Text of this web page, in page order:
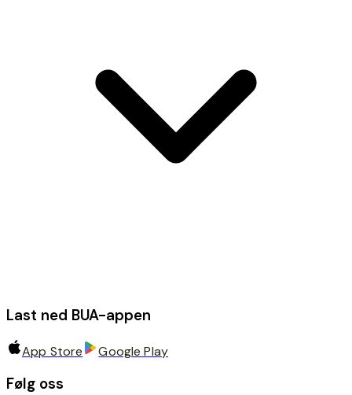
Last ned BUA-appen
App Store Google Play
Følg oss